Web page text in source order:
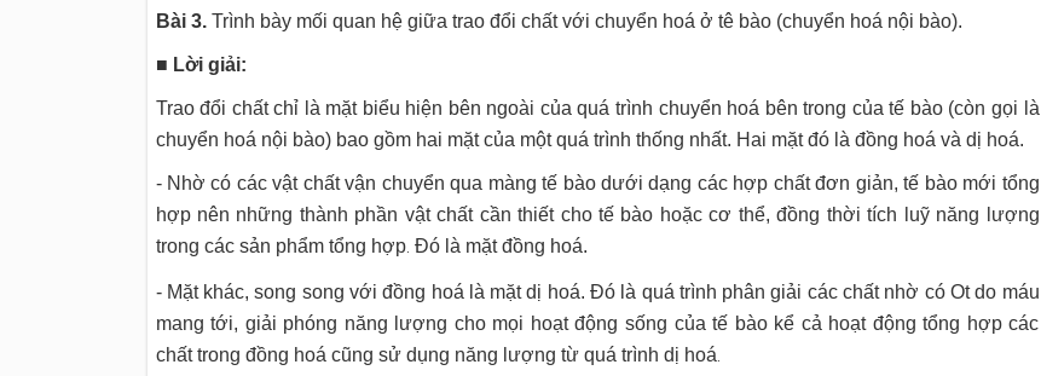
Bài 3.Trình bày mối quan hệ giữa trao đổi chất với chuyển hoá ở tê bào (chuyển hoá nội bào).
■ Lời giải:
Trao đổi chất chỉ là mặt biểu hiện bên ngoài của quá trình chuyển hoá bên trong của tế bào (còn gọi là
chuyển hoá nội bào) bao gồm hai mặt của một quá trình thống nhất. Hai mặt đó là đồng hoá và dị hoá.
- Nhờ có các vật chất vận chuyển qua màng tế bào dưới dạng các hợp chất đơn giản, tế bào mới tổng
hợp nên những thành phần vật chất cần thiết cho tế bào hoặc cơ thể, đồng thời tích luỹ năng lượng
trong các sản phẩm tổng hợp. Đó là mặt đồng hoá.
- Mặt khác, song song với đồng hoá là mặt dị hoá. Đó là quá trình phân giải các chất nhờ có Ot do máu
mang tới, giải phóng năng lượng cho mọi hoạt động sống của tế bào kể cả hoạt động tổng hợp các
chất trong đồng hoá cũng sử dụng năng lượng từ quá trình dị hoá